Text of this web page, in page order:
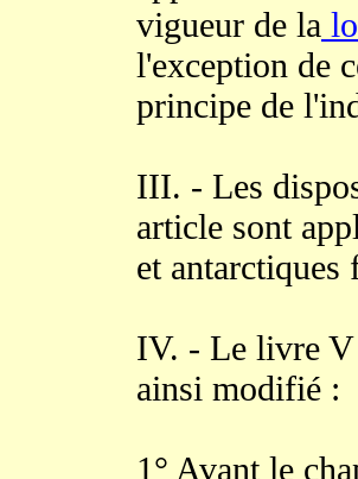
vigueur de la
l'exception de
principe de
III. - Les
article sont
et antarctiques
IV. - Le livre V
ainsi modifié :
1° Avant le